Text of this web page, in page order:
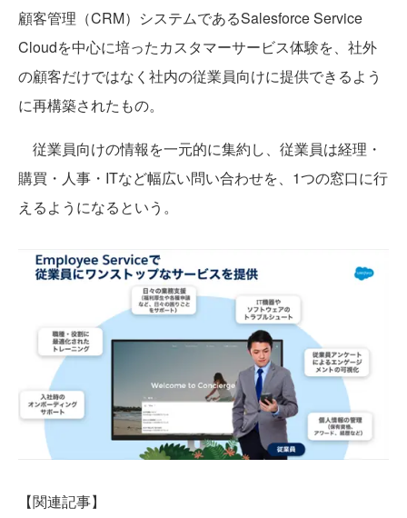
顧客管理（CRM）システムであるSalesforce Service
Cloudを中心に培ったカスタマーサービス体験を、社外
の顧客だけではなく社内の従業員向けに提供できるよう
に再構築されたもの。
従業員向けの情報を一元的に集約し、従業員は経理・
購買・人事・ITなど幅広い問い合わせを、1つの窓口に行
えるようになるという。
【関連記事】